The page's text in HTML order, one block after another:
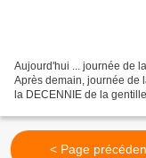
Aujourd'hui ... journée de
Après demain, journée de
la DECENNIE de la
< Page